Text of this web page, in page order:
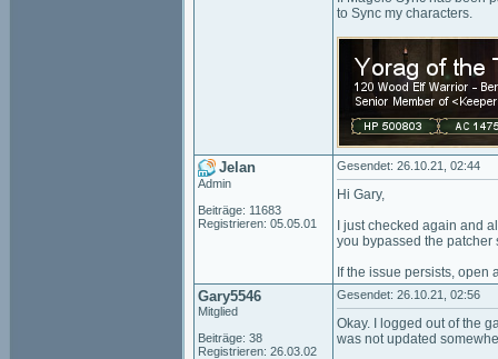
to Sync my characters.
Jelan
Admin
Beiträge: 11683
Registrieren: 05.05.01
Gesendet: 26.10.21, 02:44
Hi Gary,
I just checked again and
you bypassed the patcher
If the issue persists, open
Gary5546
Mitglied
Beiträge: 38
Registrieren: 26.03.02
Gesendet: 26.10.21, 02:56
Okay. I logged out of the
was not updated